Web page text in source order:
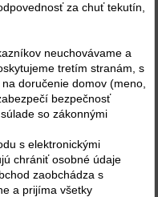
za chuť tekutín,
neuchovávame a
tretím stranám, s
doručenie domov (meno,
bezpečnosť
so zákonnými
s elektronickými
chrániť osobné údaje
zaobchádza s
a prijíma všetky